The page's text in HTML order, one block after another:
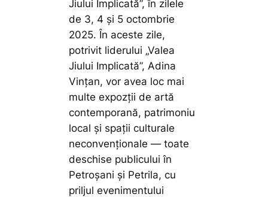
Jiului Implicată”, în zilele
de 3, 4 și 5 octombrie
2025. În aceste zile,
potrivit liderului „Valea
Jiului Implicată”, Adina
Vințan, vor avea loc mai
multe expozții de artă
contemporană, patrimoniu
local și spații culturale
neconvenționale — toate
deschise publicului în
Petroșani și Petrila, cu
priljul evenimentului